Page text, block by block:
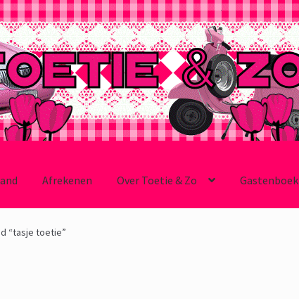
Afrekenen Over Toetie & Zo Gastenboek
“tasje toetie”